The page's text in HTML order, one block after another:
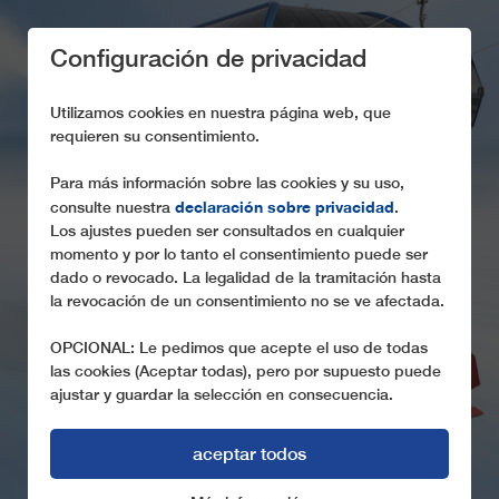
EL GRUPO
EMPRESARIAL
Tecnologías de invierno de primera mano
Configuración de privacidad
Utilizamos cookies en nuestra página web, que
requieren su consentimiento.
Para más información sobre las cookies y su uso,
consulte nuestra declaración sobre privacidad.
Los ajustes pueden ser consultados en cualquier
momento y por lo tanto el consentimiento puede ser
dado o revocado. La legalidad de la tramitación hasta
la revocación de un consentimiento no se ve afectada.
OPCIONAL: Le pedimos que acepte el uso de todas
las cookies (Aceptar todas), pero por supuesto puede
ajustar y guardar la selección en consecuencia.
aceptar todos